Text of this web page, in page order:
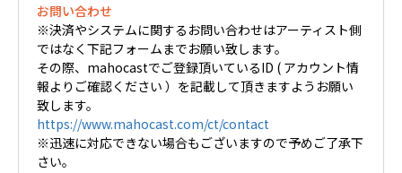
お問い合わせ
※決済やシステムに関するお問い合わせはアーティスト側
ではなく下記フォームまでお願い致します。
その際、mahocastでご登録頂いているID ( アカウント情
報よりご確認ください ）を記載して頂きますようお願い
致します。
https://www.mahocast.com/ct/contact
※迅速に対応できない場合もございますので予めご了承下
さい。